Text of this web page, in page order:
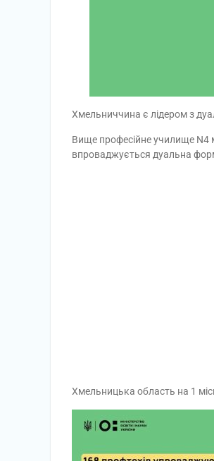
Хмельниччина є лідером з
Вище професійне училище N4
впроваджується дуальна
Хмельницька область на 1